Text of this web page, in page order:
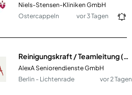
Niels-Stensen-Kliniken GmbH
Ostercappeln
vor 3 Tagen
Reinigungskraft / Teamleitung (m/w/d) Vollzeit / Teilzeit
AlexA Seniorendienste GmbH
Berlin - Lichtenrade
vor 2 Tagen